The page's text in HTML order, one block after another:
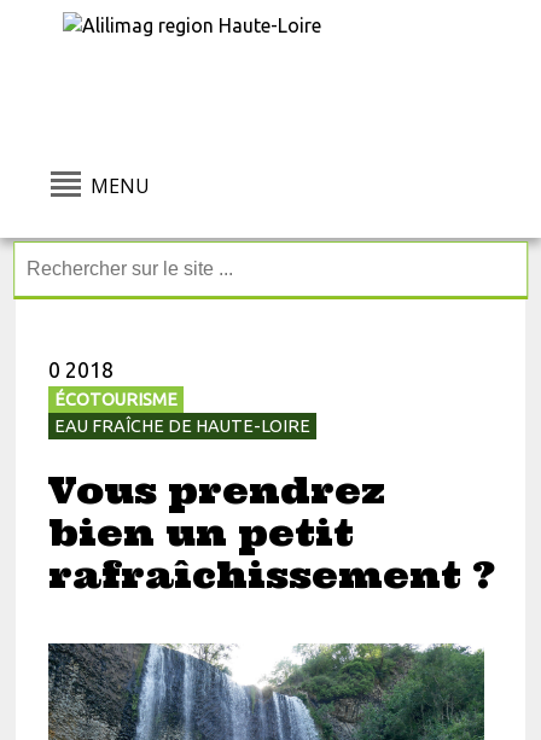
MENU
0 2018
ÉCOTOURISME
EAU FRAÎCHE DE HAUTE-LOIRE
Vous prendrez
bien un petit
rafraîchissement ?